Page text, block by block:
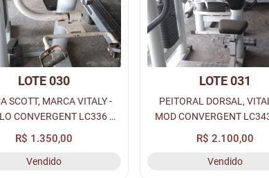
LOTE 030
SCOTT, MARCA VITALY -
CONVERGENT LC336 –
Nº: 132256.
R$ 1.350,00
Vendido
LOTE 031
PEITORAL DORSAL,
MOD CONVERGENT
13258.
R$ 2.100,00
Vendido